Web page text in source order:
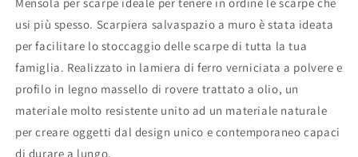
usi più spesso. Scarpiera salvaspazio a muro è stata ideata
per facilitare lo stoccaggio delle scarpe di tutta la tua
famiglia. Realizzato in lamiera di ferro verniciata a polvere e
profilo in legno massello di rovere trattato a olio, un
materiale molto resistente unito ad un materiale naturale
per creare oggetti dal design unico e contemporaneo capaci
di durare a lungo.